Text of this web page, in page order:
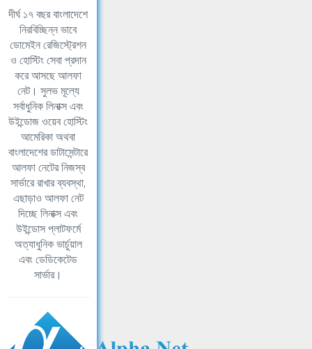
দীর্ঘ ১৭ বছর বাংলাদেশে
নিরবিচ্ছিন্ন ভাবে
ডোমেইন রেজিস্ট্রেশন
ও হোস্টিং সেবা প্রদান
করে আসছে আলফা
নেট। সুলভ মূল্যে
সর্বাধুনিক লিনাক্স এবং
উইন্ডোজ ওয়েব হোস্টিং
আমেরিকা অথবা
বাংলাদেশের ডাটাসেন্টারে
আলফা নেটের নিজস্ব
সার্ভারে রাখার ব্যবস্থা,
এছাড়াও আলফা নেট
দিচ্ছে লিনাক্স এবং
উইন্ডোস প্লাটফর্মে
অত্যাধুনিক ভার্চুয়াল
এবং ডেডিকেটেড
সার্ভার।